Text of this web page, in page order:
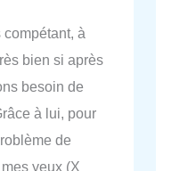
à
bien si après
besoin de
à lui, pour
de
yeux (X